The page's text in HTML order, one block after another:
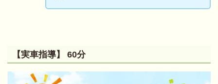
【実車指導】 60分